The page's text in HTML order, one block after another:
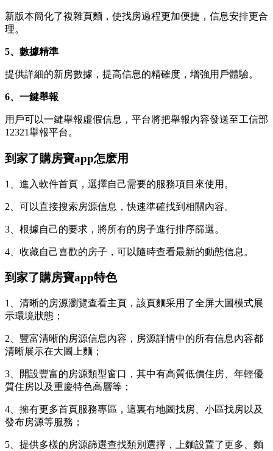
新版本簡化了複雜頁麵，使找房過程更加便捷，信息安排更合
理。
5、數據精準
提供詳細的新房數據，提高信息的精確度，增強用戶體驗。
6、一鍵舉報
用戶可以一鍵舉報虛假信息，平台將把舉報內容發送至工信部
12321舉報平台。
到家了購房寶app怎麽用
1、進入軟件首頁，選擇自己需要的服務項目來使用。
2、可以直接搜索房源信息，快速準確找到相關內容。
3、根據自己的要求，將所有的房子進行排序篩選。
4、收藏自己喜歡的房子，可以隨時查看最新的動態信息。
到家了購房寶app特色
1、清晰的房源瀏覽查看主頁，該頁麵采用了全屏大圖模式展
示環境狀態；
2、豐富清晰的房源信息內容，房源詳情中的所有信息內容都
清晰展示在大圖上麵；
3、開設豐富的房源類型窗口，其中有高質低價住房、年輕優
質住房以及重慶特色高層等；
4、擁有更多首頁服務專區，這裏有地圖找房、小區找房以及
發布房源等服務；
5、提供多樣的房源篩選查找類別選擇，上麵設置了更多、麵